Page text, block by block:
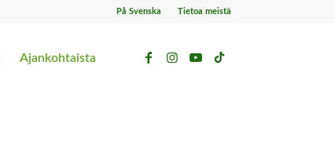
På Svenska Tietoa meistä
Ajankohtaista